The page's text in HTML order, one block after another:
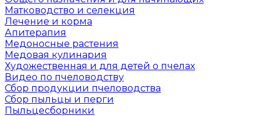
Матководство и селекция
Лечение и корма
Апитерапия
Медоносные растения
Медовая кулинария
Художественная и для детей о пчелах
Видео по пчеловодству
Сбор продукции пчеловодства
Сбор пыльцы и перги
Пыльцесборники